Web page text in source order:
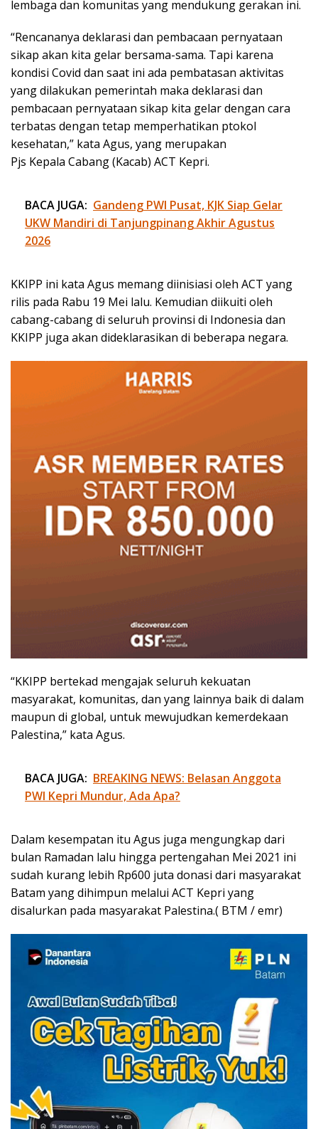
lembaga dan komunitas yang mendukung gerakan ini.
“Rencananya deklarasi dan pembacaan pernyataan
sikap akan kita gelar bersama-sama. Tapi karena
kondisi Covid dan saat ini ada pembatasan aktivitas
yang dilakukan pemerintah maka deklarasi dan
pembacaan pernyataan sikap kita gelar dengan cara
terbatas dengan tetap memperhatikan ptokol
kesehatan,” kata Agus, yang merupakan
Pjs Kepala Cabang (Kacab) ACT Kepri.
BACA JUGA: Gandeng PWI Pusat, KJK Siap Gelar
UKW Mandiri di Tanjungpinang Akhir Agustus
2026
KKIPP ini kata Agus memang diinisiasi oleh ACT yang
rilis pada Rabu 19 Mei lalu. Kemudian diikuiti oleh
cabang-cabang di seluruh provinsi di Indonesia dan
KKIPP juga akan dideklarasikan di beberapa negara.
“KKIPP bertekad mengajak seluruh kekuatan
masyarakat, komunitas, dan yang lainnya baik di dalam
maupun di global, untuk mewujudkan kemerdekaan
Palestina,” kata Agus.
BACA JUGA: BREAKING NEWS: Belasan Anggota
PWI Kepri Mundur, Ada Apa?
Dalam kesempatan itu Agus juga mengungkap dari
bulan Ramadan lalu hingga pertengahan Mei 2021 ini
sudah kurang lebih Rp600 juta donasi dari masyarakat
Batam yang dihimpun melalui ACT Kepri yang
disalurkan pada masyarakat Palestina.( BTM / emr)